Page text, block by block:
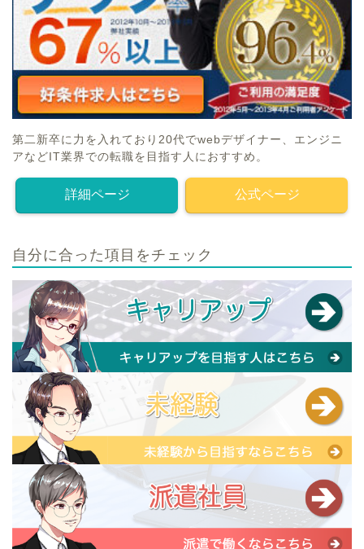
第二新卒に力を入れており20代でwebデザイナー、エンジニ
アなどIT業界での転職を目指す人におすすめ。
詳細ページ 公式ページ
自分に合った項目をチェック